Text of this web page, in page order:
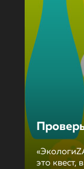
это квест,